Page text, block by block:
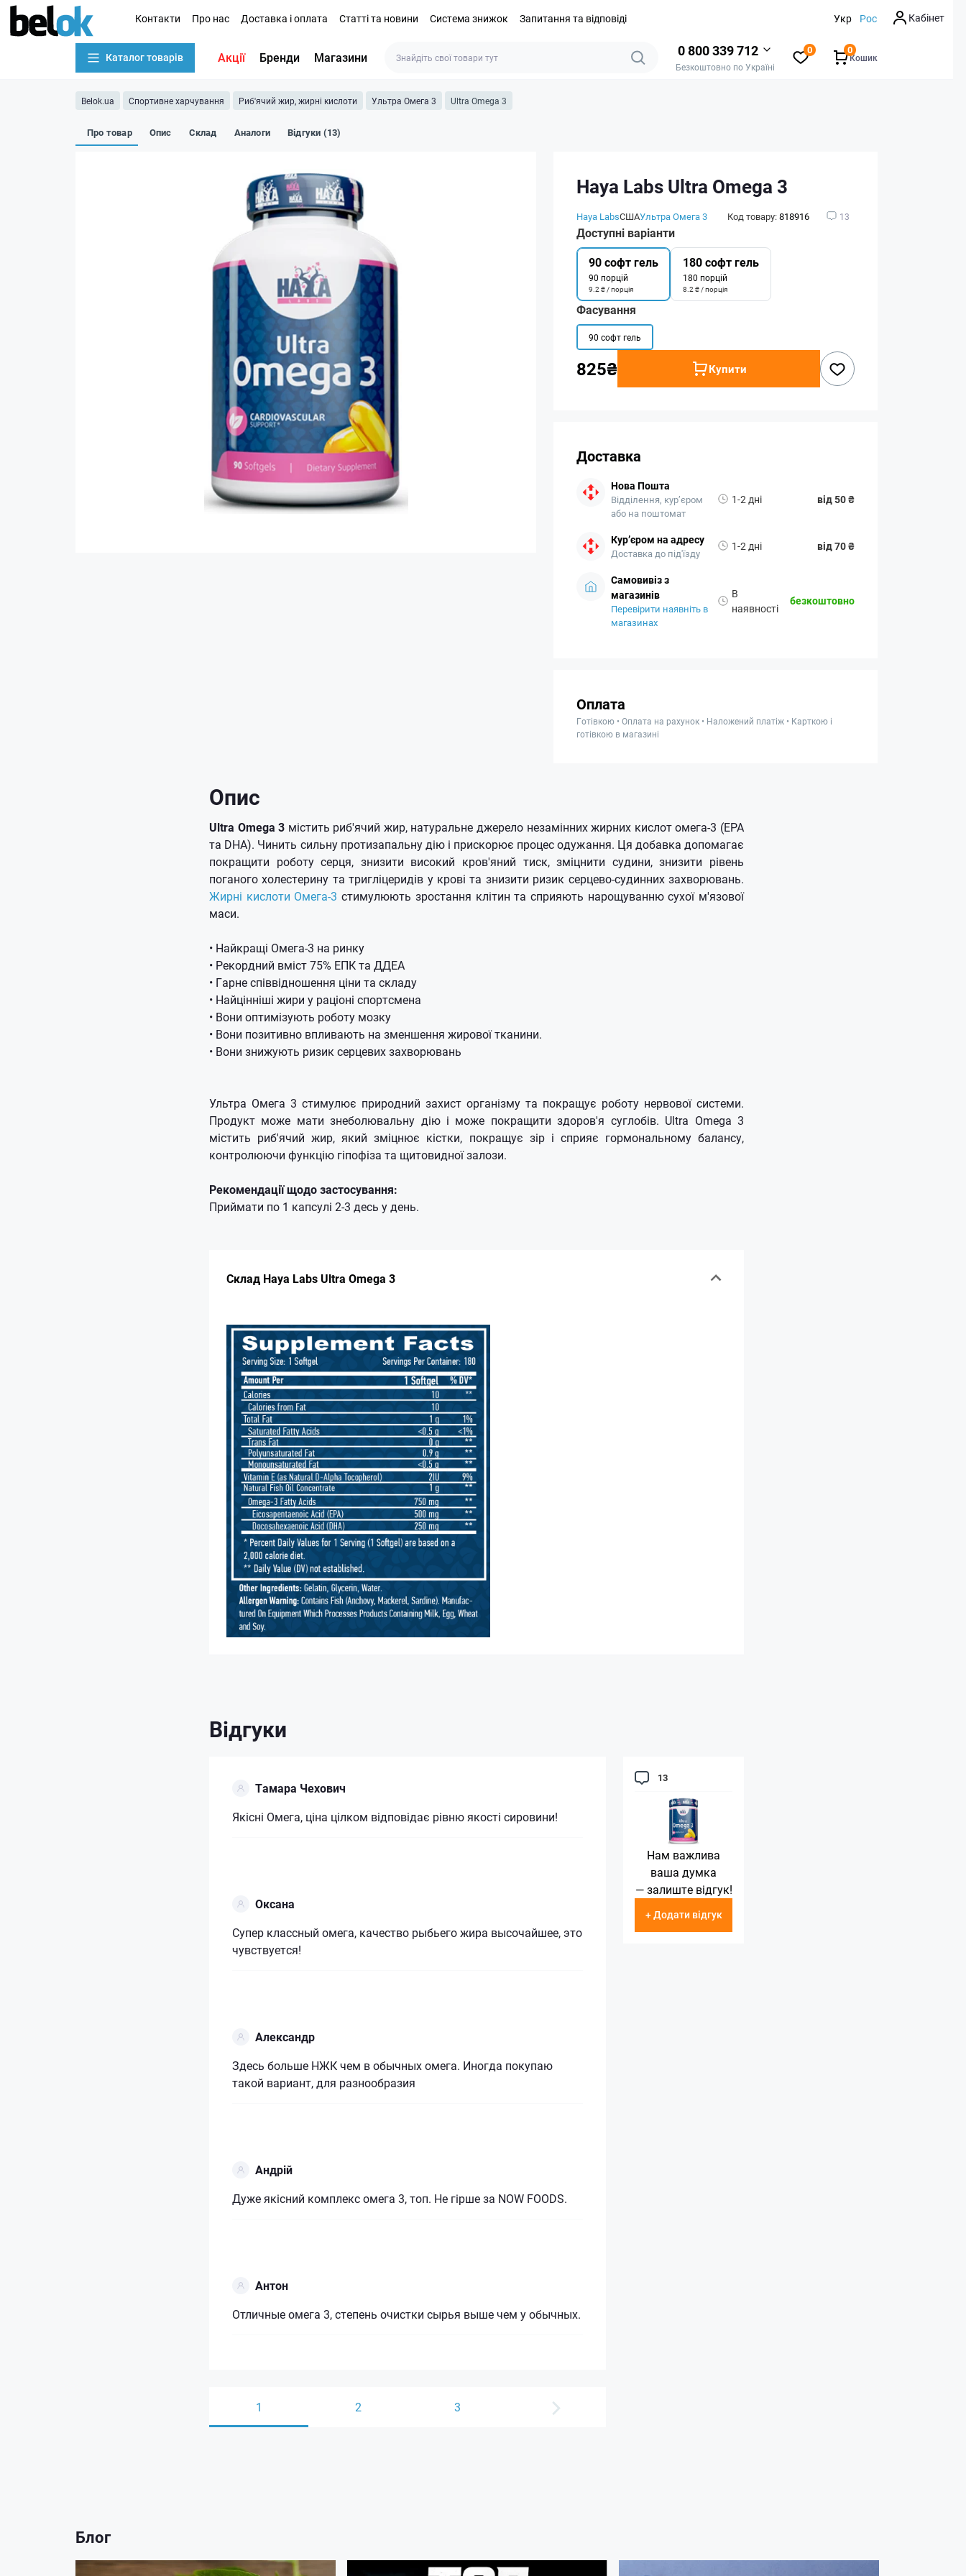
Контакти Про нас Доставка і оплата Статті та новини Система знижок Запитання та відповіді Укр Рос Кабінет
Каталог товарів Акції Бренди Магазини 0 800 339 712
Безкоштовно по Україні
0
Кошик
0
Belok.ua Спортивне харчування Риб'ячий жир, жирні кислоти Ультра Омега 3 Ultra Omega 3
Про товар Опис Склад Аналоги Відгуки (13)
Haya Labs Ultra Omega 3
Haya LabsСШАУльтра Омега 3 Код товару:818916 13
Доступні варіанти
90 софт гель
90 порцій
9.2 ₴ / порція
180 софт гель
180 порцій
8.2 ₴ / порція
Фасування
90 софт гель
825₴ Купити
Доставка
Нова Пошта
Відділення, кур’єром
або на поштомат
1-2 дні від 50 ₴
Кур’єром на адресу
Доставка до під'їзду
1-2 дні від 70 ₴
Самовивіз з
магазинів
Перевірити наявніть в
магазинах
В
наявності
безкоштовно
Оплата
Готівкою • Оплата на рахунок • Наложений платіж • Карткою і
готівкою в магазині
Опис
Ultra Omega 3 містить риб'ячий жир, натуральне джерело незамінних жирних кислот омега-3 (EPA
та DHA). Чинить сильну протизапальну дію і прискорює процес одужання. Ця добавка допомагає
покращити роботу серця, знизити високий кров'яний тиск, зміцнити судини, знизити рівень
поганого холестерину та тригліцеридів у крові та знизити ризик серцево-судинних захворювань.
Жирні кислоти Омега-3 стимулюють зростання клітин та сприяють нарощуванню сухої м'язової
маси.
• Найкращі Омега-3 на ринку
• Рекордний вміст 75% ЕПК та ДДЕА
• Гарне співвідношення ціни та складу
• Найцінніші жири у раціоні спортсмена
• Вони оптимізують роботу мозку
• Вони позитивно впливають на зменшення жирової тканини.
• Вони знижують ризик серцевих захворювань
Ультра Омега 3 стимулює природний захист організму та покращує роботу нервової системи.
Продукт може мати знеболювальну дію і може покращити здоров'я суглобів. Ultra Omega 3
містить риб'ячий жир, який зміцнює кістки, покращує зір і сприяє гормональному балансу,
контролюючи функцію гіпофіза та щитовидної залози.
Рекомендації щодо застосування:
Приймати по 1 капсулі 2-3 десь у день.
Склад Haya Labs Ultra Omega 3
Відгуки
13
Нам важлива
ваша думка
— залиште відгук!
+ Додати відгук
Тамара Чехович
Якісні Омега, ціна цілком відповідає рівню якості сировини!
Оксана
Супер классный омега, качество рыбьего жира высочайшее, это
чувствуется!
Александр
Здесь больше НЖК чем в обычных омега. Иногда покупаю
такой вариант, для разнообразия
Андрій
Дуже якісний комплекс омега 3, топ. Не гірше за NOW FOODS.
Антон
Отличные омега 3, степень очистки сырья выше чем у обычных.
1 2 3
Блог